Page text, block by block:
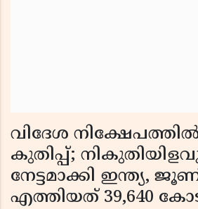
വിദേശ
കുതിപ്പ്;
നേട്ടമാക്കി ഇന്ത്യ,
എത്തിയത് 39,640